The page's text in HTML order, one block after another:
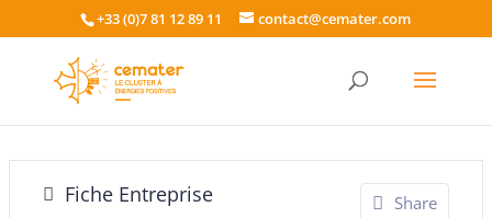
+33 (0)7 81 12 89 11 contact@cemater.com
Fiche Entreprise Share